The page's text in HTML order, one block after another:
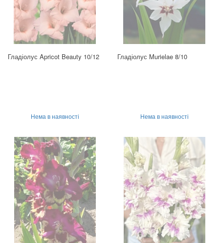
Гладіолус Apricot Beauty 10/12
Нема в наявності
Гладіолус Murielae 8/10
Нема в наявності